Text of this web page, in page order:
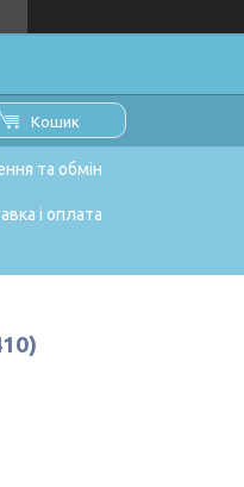
Кошик
та обмін
і оплата